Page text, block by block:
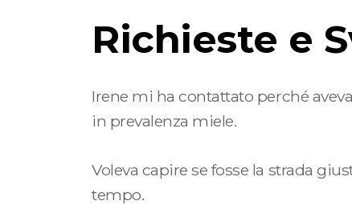
Richieste e
Irene mi ha contattato perché
in prevalenza miele.
Voleva capire se fosse la strada
tempo.